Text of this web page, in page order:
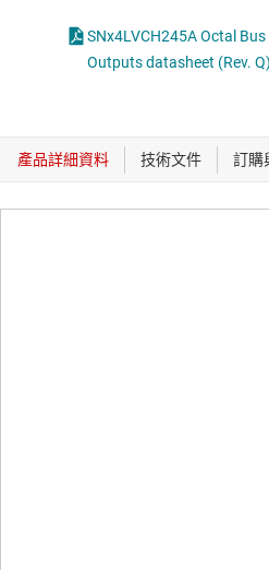
SNx4LVCH245A Octal
Outputs datasheet (Rev. Q)